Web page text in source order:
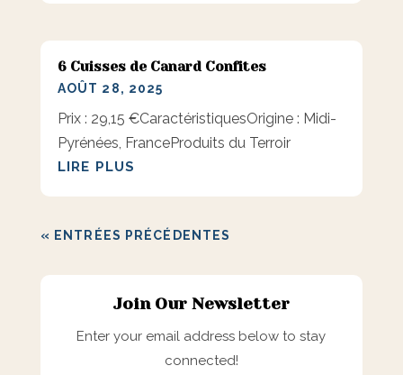
6 Cuisses de Canard Confites
AOÛT 28, 2025
Prix : 29,15 €CaractéristiquesOrigine : Midi-
Pyrénées, FranceProduits du Terroir
LIRE PLUS
« ENTRÉES PRÉCÉDENTES
Join Our Newsletter
Enter your email address below to stay
connected!